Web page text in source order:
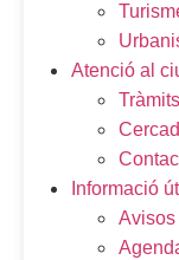
Atenció al
Informació
Avisos